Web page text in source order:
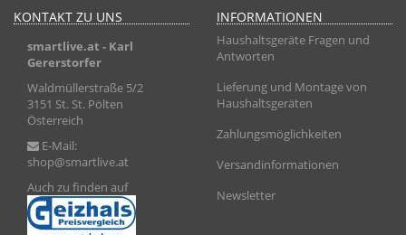
KONTAKT ZU UNS
smartlive.at - Karl
Gererstorfer
Waldmüllerstraße 5/2
3151 St. St. Pölten
Österreich
E-Mail:
shop@smartlive.at
Auch zu finden auf
INFORMATIONEN
Haushaltsgeräte Fragen und
Antworten
Lieferung und Montage von
Haushaltsgeräten
Zahlungsmöglichkeiten
Versandinformationen
Newsletter